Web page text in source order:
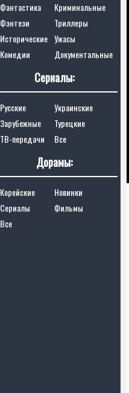
Фантастика
Криминальные
Фэнтези
Триллеры
Исторические Ужасы
Комедии
Документальные
Сериалы:
Русские
Украинские
Зарубежные
Турецкие
ТВ-передачи
Все
Дорамы:
Корейские
Новинки
Сериалы
Фильмы
Все